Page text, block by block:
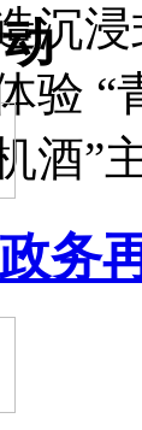
沉浸
验 “
酒”
务